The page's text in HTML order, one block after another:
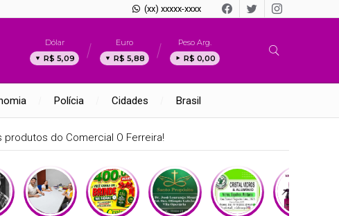
(xx) xxxxx-xxxx
Dólar
R$ 5,09
Euro
R$ 5,88
Peso Arg.
R$ 0,00
Polícia Cidades Brasil
do Comercial O Ferreira!